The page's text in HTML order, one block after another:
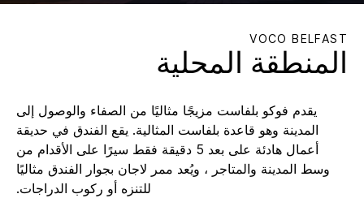
VOCO BELFAST
المنطقة المحلية
يقدم فوكو بلفاست مزيجًا مثاليًا من الصفاء والوصول إلى
المدينة وهو قاعدة بلفاست المثالية. يقع الفندق في حديقة
أعمال هادئة على بعد 5 دقيقة فقط سيرًا على الأقدام من
وسط المدينة والمتاجر ، ويُعد ممر لاجان بجوار الفندق مثاليًا
للتنزه أو ركوب الدراجات.